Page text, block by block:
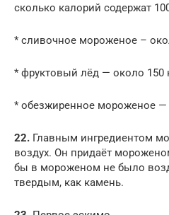
сколько калорий содержат
* сливочное мороженое –
* фруктовый лёд — около 150
* обезжиренное мороженое —
22. Главным ингредиентом
воздух. Он придаёт
бы в мороженом не было
твердым, как камень.